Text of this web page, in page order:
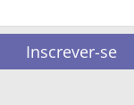
Inscrever-se